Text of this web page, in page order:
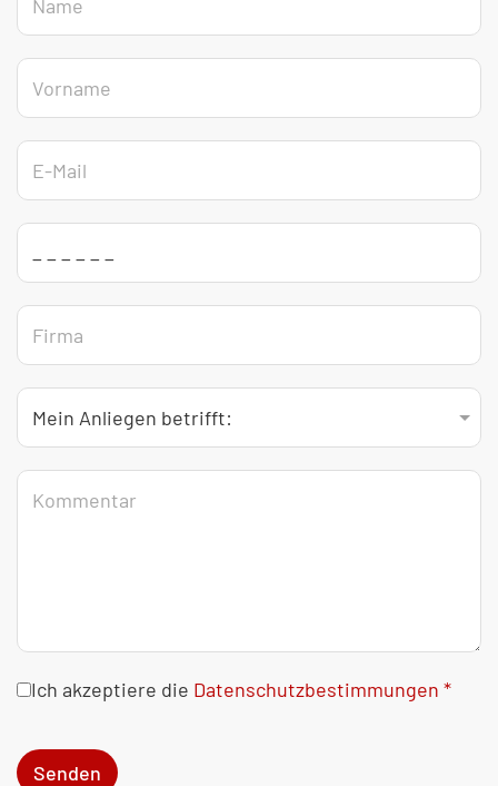
Datenschutzbestimmungen*
Ich akzeptiere die Datenschutzbestimmungen *
Senden